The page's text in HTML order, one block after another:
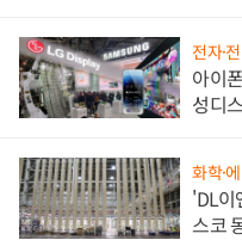
전자·
아이
성디
화학·
'DL이
스코